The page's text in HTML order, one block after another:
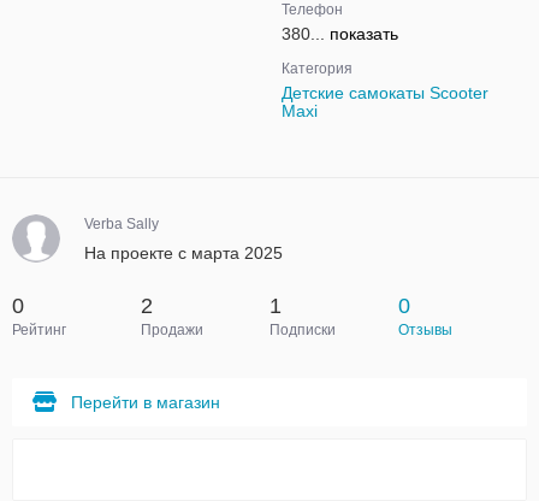
Телефон
380... показать
Категория
Детские самокаты Scooter
Maxi
Verba Sally
На проекте с марта 2025
0
Рейтинг
2
Продажи
1
Подписки
0
Отзывы
Перейти в магазин